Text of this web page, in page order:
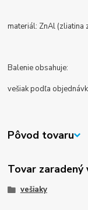
materiál: ZnAl (zliatina
Balenie obsahuje:
vešiak podľa
Pôvod tovaru
Tovar zaradený
vešiaky